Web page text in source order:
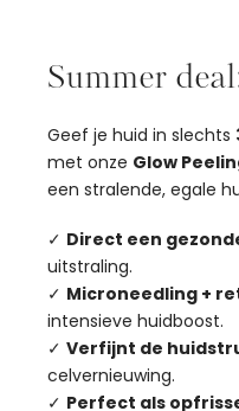
Summer
Geef je huid in slechts
met onze Glow
een stralende, egale
✓ Direct een
uitstraling.
✓ Microneedling +
intensieve huidboost.
✓ Verfijnt de
celvernieuwing.
✓ Perfect als